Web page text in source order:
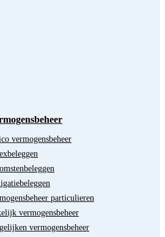
vermogensbeheer
particulieren
vermogensbeheer
vermogensbeheer